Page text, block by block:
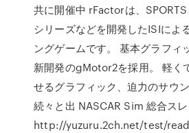
共に開催中 rFactorは、SPORTS
シリーズなどを開発したISIによ
ングゲームです。 基本グラフィ
新開発のgMotor2を採用。 軽く
せるグラフィック、迫力のサウ
続々と出 NASCAR Sim 総合ス
http://yuzuru.2ch.net/test/